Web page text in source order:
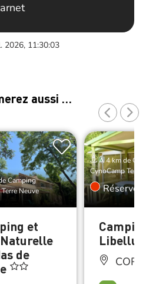
2026, 11:30:03
aussi …
Camping
Neuve
et
de
À 4 km de
CynoCamp Terre
Réserver